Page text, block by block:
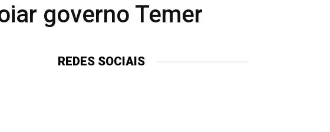
governo Temer
REDES SOCIAIS